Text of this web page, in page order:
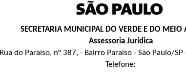
SECRETARIA MUNICIPAL DO VERDE E DO MEIO
Assessoria Jurídica
Rua do Paraíso, n° 387, - Bairro Paraíso - São Paulo/
Telefone: